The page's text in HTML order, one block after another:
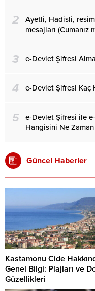
2
Ayetli, Hadisli,
mesajları (Cumanız
3 e-Devlet Şifresi
4 e-Devlet Şifresi Kaç
5
e-Devlet Şifresi ile
Hangisini Ne Zaman
Güncel Haberler
Kastamonu Cide
Genel Bilgi: Plajları ve
Güzellikleri